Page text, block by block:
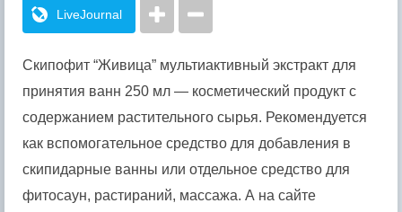
LiveJournal
Скипофит “Живица” мультиактивный экстракт для
принятия ванн 250 мл — косметический продукт с
содержанием растительного сырья. Рекомендуется
как вспомогательное средство для добавления в
скипидарные ванны или отдельное средство для
фитосаун, растираний, массажа. А на сайте